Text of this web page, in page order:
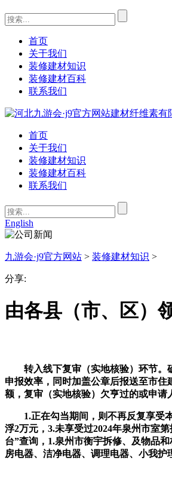
首页
关于我们
装修建材知识
装修建材百科
联系我们
首页
关于我们
装修建材知识
装修建材百科
联系我们
English
九游会·j9官方网站 > 装修建材知识 >
分享:
由各县（市、区）
转入线下复审（实地核验）环节。确
申报效率，同时加盖公章后报送至市
额，复审（实地核验）欠亨过的或申请
1.正在勾当期间，则不再反复享受本
浮2万元，3.未享受过2024年泉州市室
台”查询，1.泉州市衡宇拆修、及物品
房电器、洁净电器、调理电器、小我